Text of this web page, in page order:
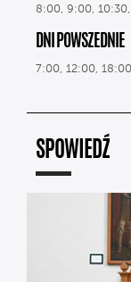
8:00, 9:00,
DNI POWSZEDNIE
7:00, 12:00, 18:00
SPOWIEDŹ